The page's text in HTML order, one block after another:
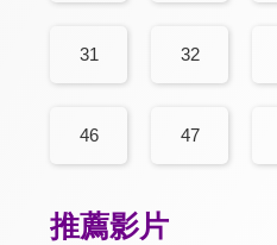
31 32
46 47
推薦影片